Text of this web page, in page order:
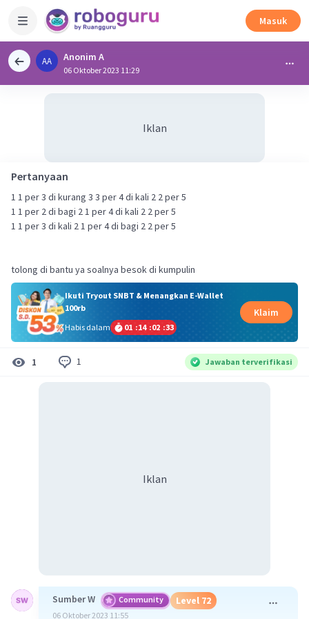
Masuk
AA Anonim A
06 Oktober 2023 11:29
Iklan
Pertanyaan
1 1 per 3 di kurang 3 3 per 4 di kali 2 2 per 5
1 1 per 2 di bagi 2 1 per 4 di kali 2 2 per 5
1 1 per 3 di kali 2 1 per 4 di bagi 2 2 per 5
tolong di bantu ya soalnya besok di kumpulin
Ikuti Tryout SNBT & Menangkan E-Wallet
100rb
Habis dalam
01 :14 :02 :32
Klaim
1 1 Jawaban terverifikasi
Iklan
Sumber W Community Level 72
06 Oktober 2023 11:55